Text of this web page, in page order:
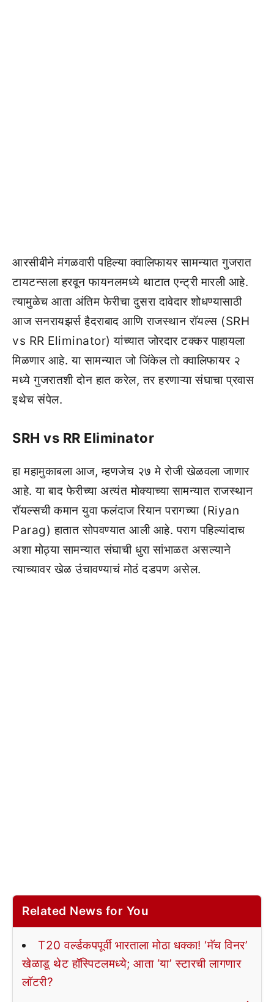
आरसीबीने मंगळवारी पहिल्या क्वालिफायर सामन्यात गुजरात
टायटन्सला हरवून फायनलमध्ये थाटात एन्ट्री मारली आहे.
त्यामुळेच आता अंतिम फेरीचा दुसरा दावेदार शोधण्यासाठी
आज सनरायझर्स हैदराबाद आणि राजस्थान रॉयल्स (SRH
vs RR Eliminator) यांच्यात जोरदार टक्कर पाहायला
मिळणार आहे. या सामन्यात जो जिंकेल तो क्वालिफायर २
मध्ये गुजरातशी दोन हात करेल, तर हरणाऱ्या संघाचा प्रवास
इथेच संपेल.
SRH vs RR Eliminator
हा महामुकाबला आज, म्हणजेच २७ मे रोजी खेळवला जाणार
आहे. या बाद फेरीच्या अत्यंत मोक्याच्या सामन्यात राजस्थान
रॉयल्सची कमान युवा फलंदाज रियान परागच्या (Riyan
Parag) हातात सोपवण्यात आली आहे. पराग पहिल्यांदाच
अशा मोठ्या सामन्यात संघाची धुरा सांभाळत असल्याने
त्याच्यावर खेळ उंचावण्याचं मोठं दडपण असेल.
Related News for You
T20 वर्ल्डकपपूर्वी भारताला मोठा धक्का! ‘मॅच विनर’
खेळाडू थेट हॉस्पिटलमध्ये; आता ‘या’ स्टारची लागणार
लॉटरी?